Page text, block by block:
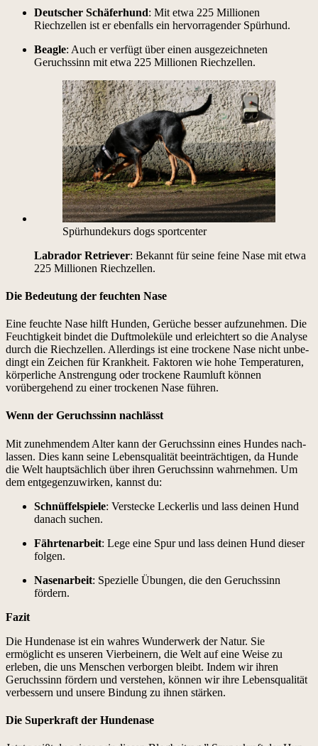
Deutsch­er Schäfer­hund: Mit etwa 225 Mil­lio­nen
Riechzellen ist er eben­falls ein her­vor­ra­gen­der Spürhund.
Bea­gle: Auch er ver­fügt über einen aus­geze­ich­neten
Geruchssinn mit etwa 225 Mil­lio­nen Riechzellen.
Spürhun­dekurs dogs sport­cen­ter
Labrador Retriev­er: Bekan­nt für seine feine Nase mit etwa
225 Mil­lio­nen Riechzellen.
Die Bedeutung der feuchten Nase
Eine feuchte Nase hil­ft Hun­den, Gerüche bess­er aufzunehmen. Die
Feuchtigkeit bindet die Duft­moleküle und erle­ichtert so die Analyse
durch die Riechzellen. Allerd­ings ist eine trock­ene Nase nicht unbe­
d­ingt ein Zeichen für Krankheit. Fak­toren wie hohe Tem­per­a­turen,
kör­per­liche Anstren­gung oder trock­ene Raum­luft kön­nen
vorüberge­hend zu ein­er trock­e­nen Nase führen.
Wenn der Geruchssinn nachlässt
Mit zunehmen­dem Alter kann der Geruchssinn eines Hun­des nach­
lassen. Dies kann seine Leben­squal­ität beein­trächti­gen, da Hunde
die Welt haupt­säch­lich über ihren Geruchssinn wahrnehmen. Um
dem ent­ge­gen­zuwirken, kannst du:
Schnüf­fel­spiele: Ver­stecke Leck­erlis und lass deinen Hund
danach suchen.
Fährte­nar­beit: Lege eine Spur und lass deinen Hund dieser
fol­gen.
Nase­nar­beit: Spezielle Übun­gen, die den Geruchssinn
fördern.
Faz­it
Die Hun­de­nase ist ein wahres Wun­der­w­erk der Natur. Sie
ermöglicht es unseren Vier­bein­ern, die Welt auf eine Weise zu
erleben, die uns Men­schen ver­bor­gen bleibt. Indem wir ihren
Geruchssinn fördern und ver­ste­hen, kön­nen wir ihre Leben­squal­ität
verbessern und unsere Bindung zu ihnen stärken.
Die Superkraft der Hundenase